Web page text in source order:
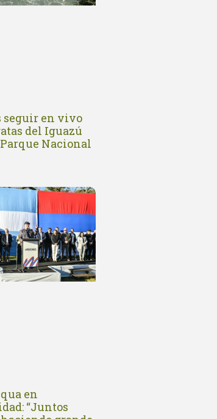
seguir en vivo
del Iguazú
Nacional
en
“Juntos